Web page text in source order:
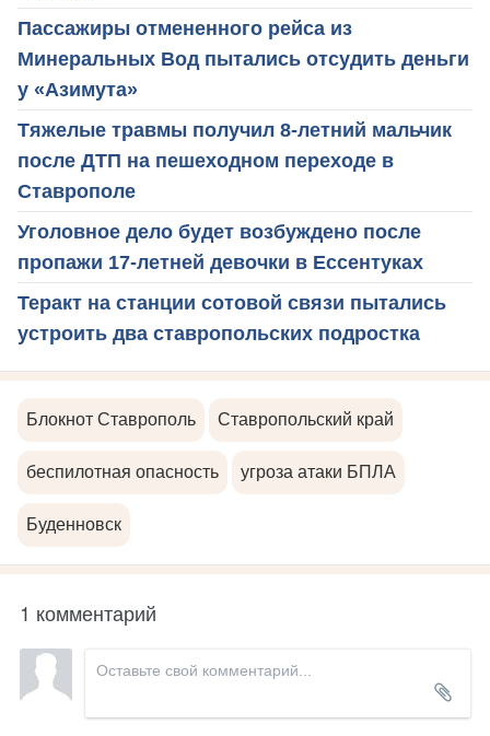
Пассажиры отмененного рейса из
Минеральных Вод пытались отсудить деньги
у «Азимута»
Тяжелые травмы получил 8-летний мальчик
после ДТП на пешеходном переходе в
Ставрополе
Уголовное дело будет возбуждено после
пропажи 17-летней девочки в Ессентуках
Теракт на станции сотовой связи пытались
устроить два ставропольских подростка
Блокнот Ставрополь Ставропольский край
беспилотная опасность угроза атаки БПЛА
Буденновск
1 комментарий